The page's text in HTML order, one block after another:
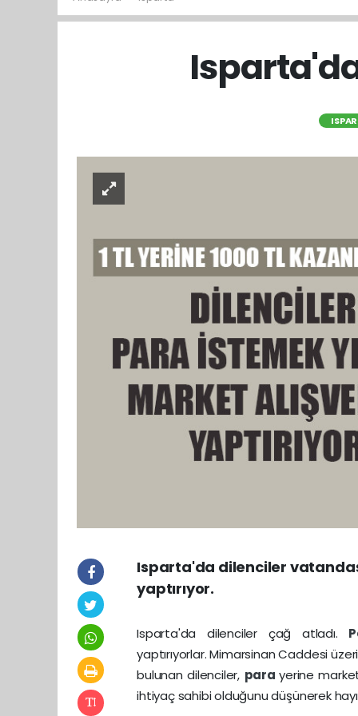
Isparta'da dilenciler
yaptırıyor.
Isparta'da dilenciler çağ atladı.
yaptırıyorlar. Mimarsinan Caddesi
bulunan dilenciler, parayerine
ihtiyaç sahibi olduğunu düşünerek